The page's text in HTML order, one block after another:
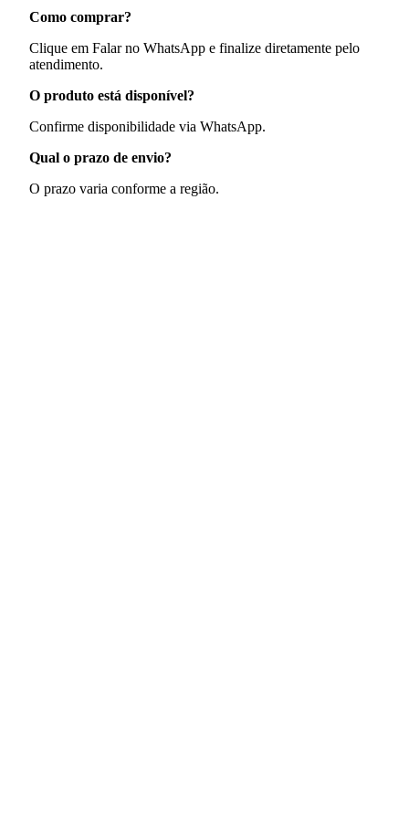
Como comprar?
Clique em Falar no WhatsApp e finalize diretamente pelo
atendimento.
O produto está disponível?
Confirme disponibilidade via WhatsApp.
Qual o prazo de envio?
O prazo varia conforme a região.